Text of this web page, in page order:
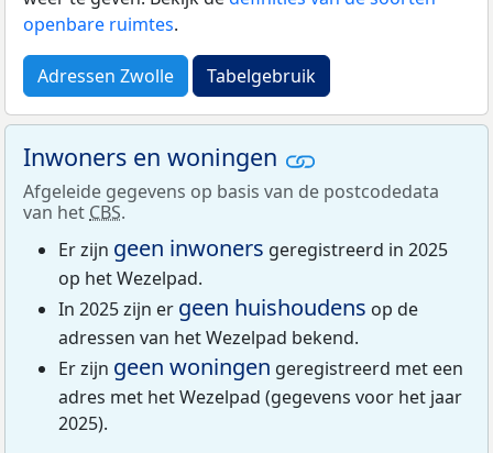
openbare ruimtes.
Adressen Zwolle Tabelgebruik
Inwoners en woningen
Afgeleide gegevens op basis van de postcodedata
van het CBS.
Er zijn geen inwoners geregistreerd in 2025
op het Wezelpad.
In 2025 zijn er geen huishoudens op de
adressen van het Wezelpad bekend.
Er zijn geen woningen geregistreerd met een
adres met het Wezelpad (gegevens voor het jaar
2025).